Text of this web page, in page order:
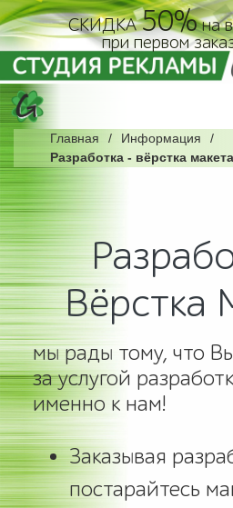
СКИДКА50%на
при первом
Главная
Информация
Разработка - вёрстка макета
Вёрстка
мы рады тому, что
за услугой
именно к нам!
Заказывая
постарайтесь